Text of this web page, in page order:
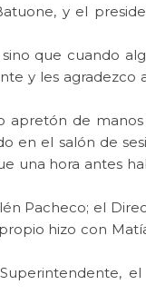
y el
que cuando
y les agradezco
de
en el salón de
una hora antes
Pacheco; el
hizo con